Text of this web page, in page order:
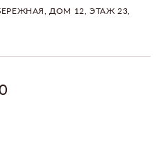
ДОМ 12, ЭТАЖ 23,